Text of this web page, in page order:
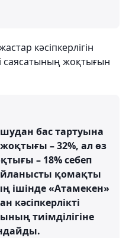
кәсіпкерлігін
саясатының жоқтығын
бас тартуына
– 32%, ал өз
– 18% себеп
қомақты
ішінде «Атамекен»
кәсіпкерлікті
тиімділігіне